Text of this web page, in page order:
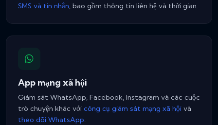
SMS và tin nhắn, bao gồm thông tin liên hệ và thời gian.
App mạng xã hội
Giám sát WhatsApp, Facebook, Instagram và các cuộc
trò chuyện khác với công cụ giám sát mạng xã hội và
theo dõi WhatsApp.